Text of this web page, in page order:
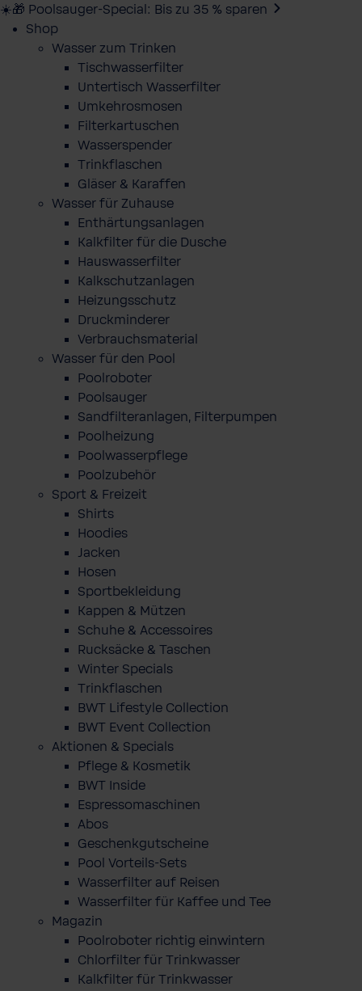
☀️🎁 Poolsauger-Special: Bis zu 35 % sparen
Shop
Wasser zum Trinken
Tischwasserfilter
Untertisch Wasserfilter
Umkehrosmosen
Filterkartuschen
Wasserspender
Trinkflaschen
Gläser & Karaffen
Wasser für Zuhause
Enthärtungsanlagen
Kalkfilter für die Dusche
Hauswasserfilter
Kalkschutzanlagen
Heizungsschutz
Druckminderer
Verbrauchsmaterial
Wasser für den Pool
Poolroboter
Poolsauger
Sandfilteranlagen, Filterpumpen
Poolheizung
Poolwasserpflege
Poolzubehör
Sport & Freizeit
Shirts
Hoodies
Jacken
Hosen
Sportbekleidung
Kappen & Mützen
Schuhe & Accessoires
Rucksäcke & Taschen
Winter Specials
Trinkflaschen
BWT Lifestyle Collection
BWT Event Collection
Aktionen & Specials
Pflege & Kosmetik
BWT Inside
Espressomaschinen
Abos
Geschenkgutscheine
Pool Vorteils-Sets
Wasserfilter auf Reisen
Wasserfilter für Kaffee und Tee
Magazin
Poolroboter richtig einwintern
Chlorfilter für Trinkwasser
Kalkfilter für Trinkwasser